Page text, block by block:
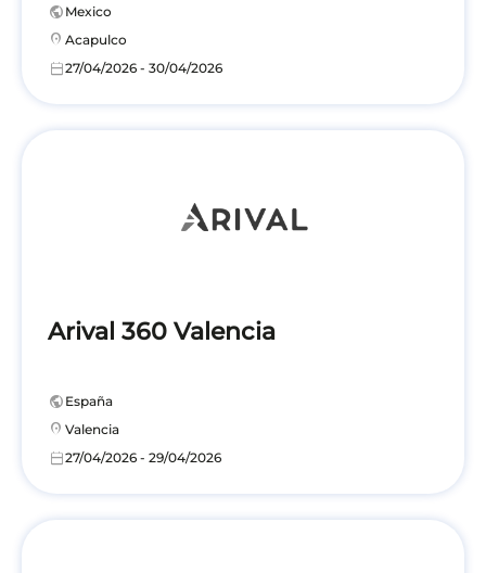
public Mexico
location_on Acapulco
calendar_today27/04/2026 - 30/04/2026
Arival 360 Valencia
public España
location_on Valencia
calendar_today27/04/2026 - 29/04/2026